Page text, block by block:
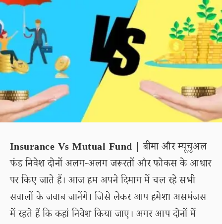
Insurance Vs Mutual Fund | बीमा और म्यूचुअल
फंड निवेश दोनों अलग-अलग जरूरतों और फोकस के आधार
पर किए जाते हैं। आज हम अपने दिमाग में चल रहे सभी
सवालों के जवाब जानेंगे। जिसे लेकर आप हमेशा असमंजस
में रहते हैं कि कहां निवेश किया जाए। अगर आप दोनों में